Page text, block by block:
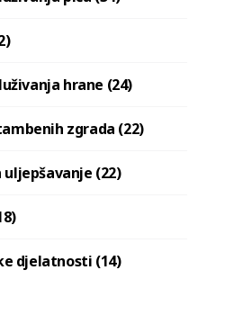
hrane (24)
zgrada (22)
(22)
djelatnosti (14)